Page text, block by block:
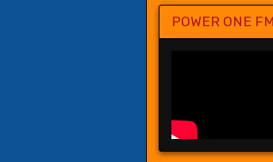
POWER ONE